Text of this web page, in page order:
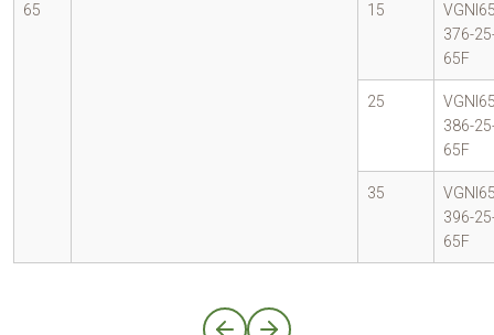
65 15
376-
65F
25
386-
65F
35
396-
65F